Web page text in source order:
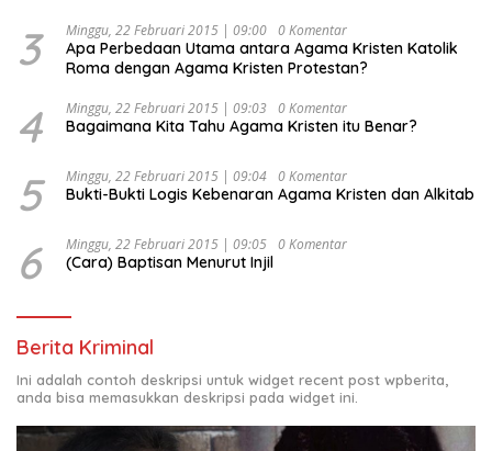
3 Minggu, 22 Februari 2015 | 09:00 0 Komentar
Apa Perbedaan Utama antara Agama Kristen Katolik
Roma dengan Agama Kristen Protestan?
4 Minggu, 22 Februari 2015 | 09:03 0 Komentar
Bagaimana Kita Tahu Agama Kristen itu Benar?
5 Minggu, 22 Februari 2015 | 09:04 0 Komentar
Bukti-Bukti Logis Kebenaran Agama Kristen dan Alkitab
6 Minggu, 22 Februari 2015 | 09:05 0 Komentar
(Cara) Baptisan Menurut Injil
Berita Kriminal
Ini adalah contoh deskripsi untuk widget recent post wpberita,
anda bisa memasukkan deskripsi pada widget ini.